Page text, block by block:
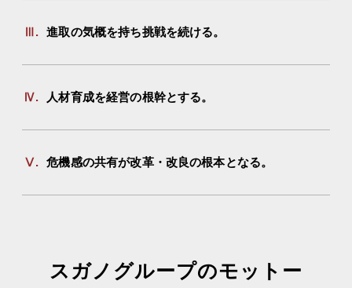
Ⅲ. 進取の気概を持ち挑戦を続ける。
Ⅳ. 人材育成を経営の根幹とする。
Ⅴ. 危機感の共有が改革・改良の根本となる。
スガノグループのモットー